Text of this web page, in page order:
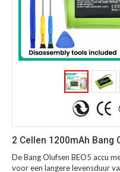
2 Cellen 1200mAh Bang
De Bang Olufsen BEO5 accu
voor een langere levensduur